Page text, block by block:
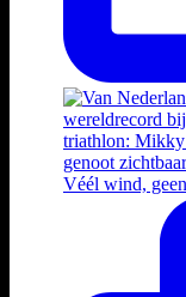
Véél wind,